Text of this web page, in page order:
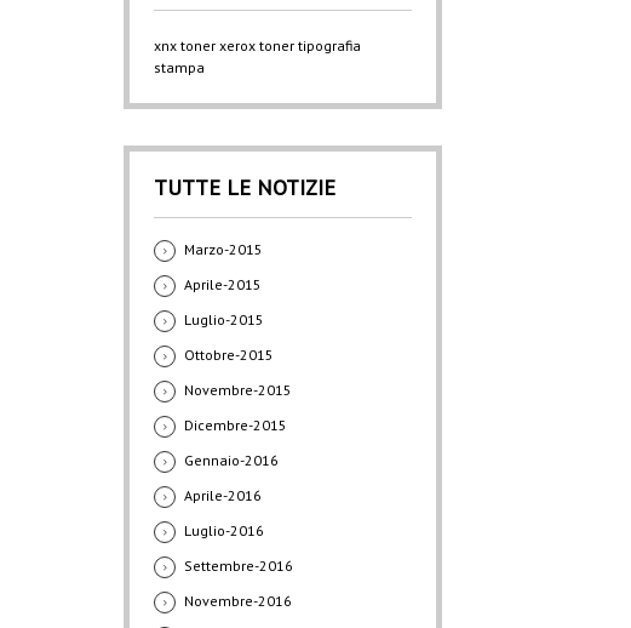
xnx toner xerox toner tipografia
stampa
TUTTE LE NOTIZIE
Marzo-2015
Aprile-2015
Luglio-2015
Ottobre-2015
Novembre-2015
Dicembre-2015
Gennaio-2016
Aprile-2016
Luglio-2016
Settembre-2016
Novembre-2016